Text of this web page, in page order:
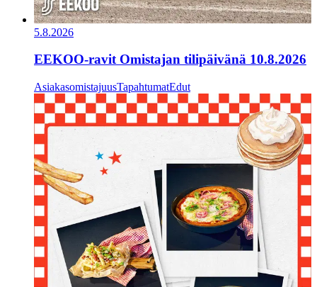
5.8.2026
EEKOO-ravit Omistajan tilipäivänä 10.8.2026
AsiakasomistajuusTapahtumatEdut